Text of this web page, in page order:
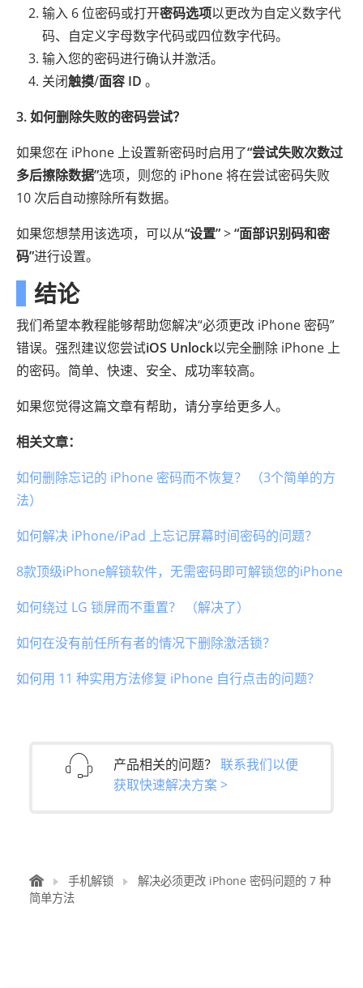
输入 6 位密码或打开密码选项以更改为自定义数字代
码、自定义字母数字代码或四位数字代码。
输入您的密码进行确认并激活。
关闭触摸/面容 ID 。
3. 如何删除失败的密码尝试？
如果您在 iPhone 上设置新密码时启用了“尝试失败次数过
多后擦除数据”选项，则您的 iPhone 将在尝试密码失败
10 次后自动擦除所有数据。
如果您想禁用该选项，可以从“设置”>“面部识别码和密
码”进行设置。
结论
我们希望本教程能够帮助您解决“必须更改 iPhone 密码”
错误。强烈建议您尝试iOS Unlock以完全删除 iPhone 上
的密码。简单、快速、安全、成功率较高。
如果您觉得这篇文章有帮助，请分享给更多人。
相关文章：
如何删除忘记的 iPhone 密码而不恢复？ （3个简单的方
法）
如何解决 iPhone/iPad 上忘记屏幕时间密码的问题？
8款顶级iPhone解锁软件，无需密码即可解锁您的iPhone
如何绕过 LG 锁屏而不重置？ （解决了）
如何在没有前任所有者的情况下删除激活锁？
如何用 11 种实用方法修复 iPhone 自行点击的问题？
产品相关的问题？ 联系我们以便
获取快速解决方案 >
手机解锁
解决必须更改 iPhone 密码问题的 7 种
简单方法